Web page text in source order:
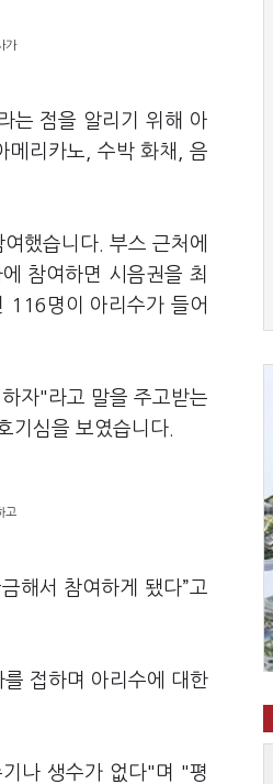
가
는 점을 알리기 위해 아
메리카노, 수박 화채, 음
했습니다. 부스 근처에
참여하면 시음권을 최
116명이 아리수가 들어
자"라고 말을 주고받는
기심을 보였습니다.
고
해서 참여하게 됐다”고
접하며 아리수에 대한
나 생수가 없다"며 "평